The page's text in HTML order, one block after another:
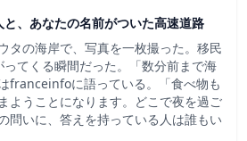
、あなたの名前がついた高速道路
タの海岸で、写真を一枚撮った。移民
てくる瞬間だった。「数分前まで海
franceinfoに語っている。「食べ物も
ようことになります。どこで夜を過ご
問いに、答えを持っている人は誰もい